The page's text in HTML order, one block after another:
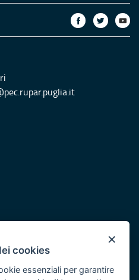
×
cookies
essenziali per garantire